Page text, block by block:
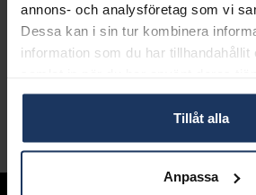
annons- och analysföretag som vi
Dessa kan i sin tur kombinera
information som du har tillhandahållit
Tillåt alla
Anpassa
LÄNGD CA (CM)
42+5
VARUMÄRKE
SIF
MODELL
PRATO
STEN/PÄRLA
Kubisk
Andra köpte